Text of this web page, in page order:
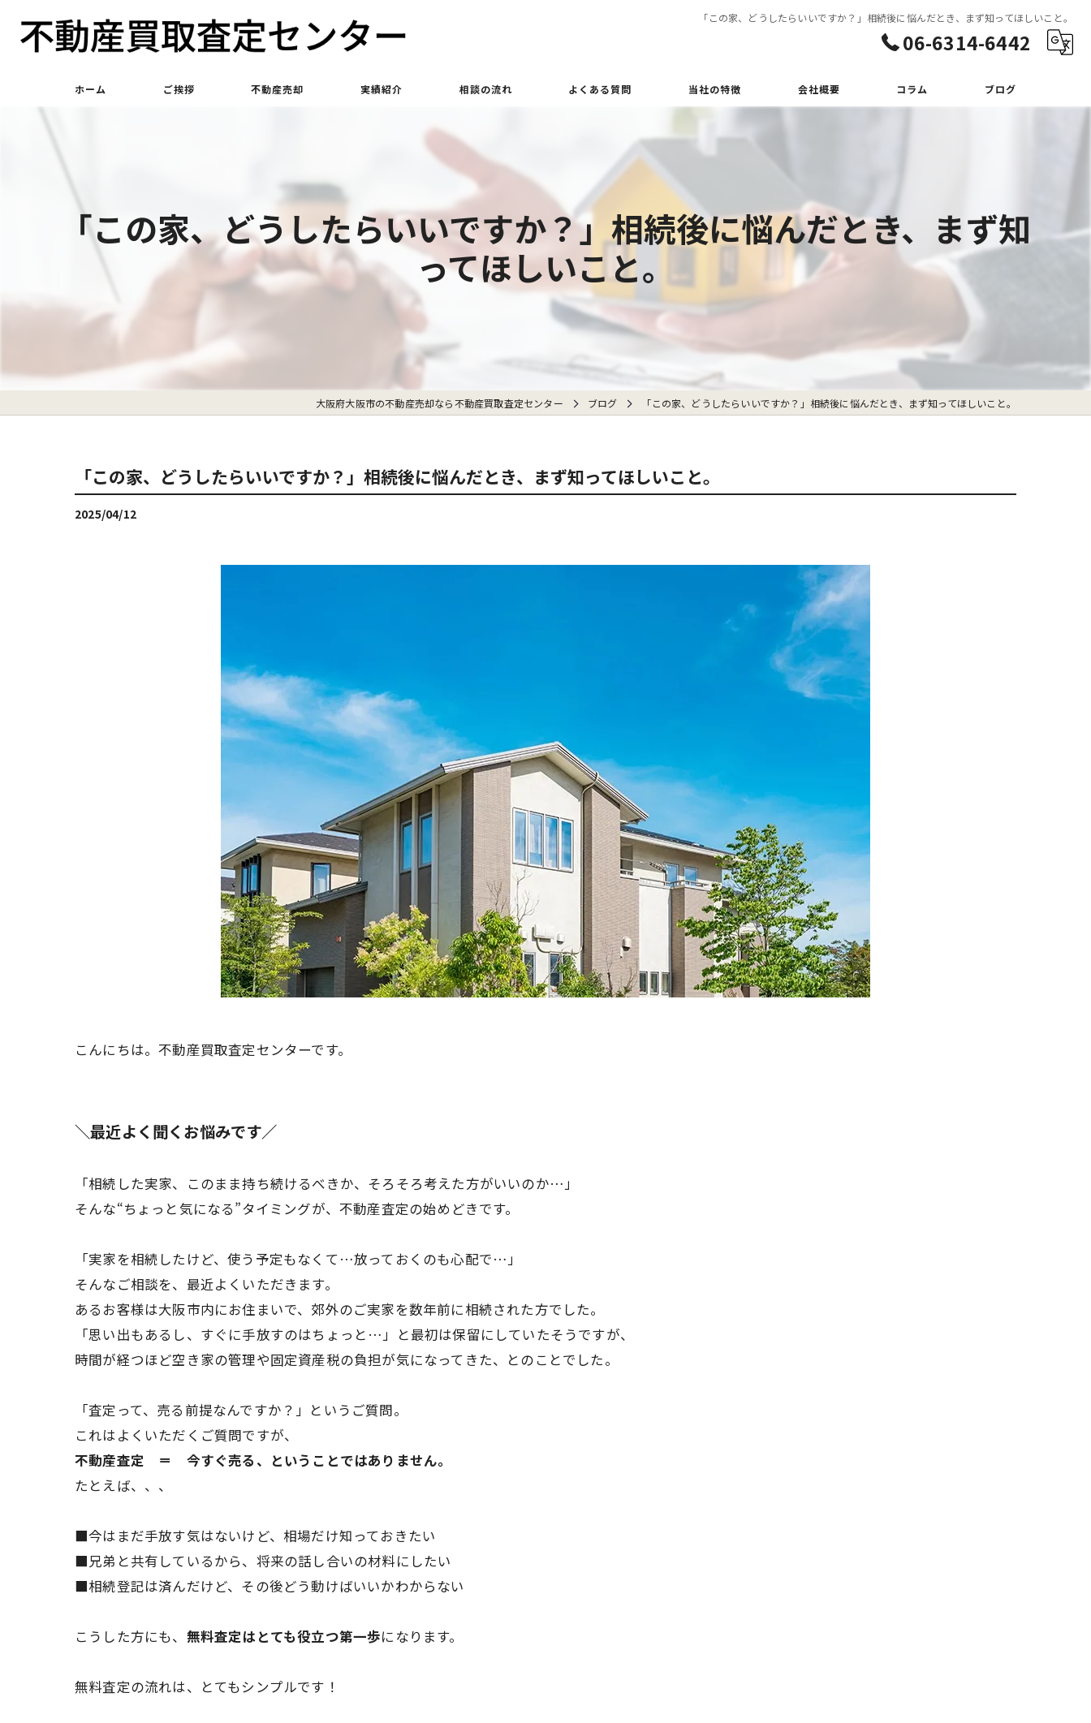
「この家、どうしたらいいですか？」相続後に悩んだとき、まず知ってほしいこと。
06-6314-6442
ホーム ご挨拶 不動産売却
不動産仲介
実績紹介 相談の流れ よくある質問 当社の特徴
買取
土地
会社概要 コラム ブログ
「この家、どうしたらいいですか？」相続後に悩んだとき、まず知
ってほしいこと。
大阪府大阪市の不動産売却なら不動産買取査定センター ブログ 「この家、どうしたらいいですか？」相続後に悩んだとき、まず知ってほしいこと。
「この家、どうしたらいいですか？」相続後に悩んだとき、まず知ってほしいこと。
2025/04/12
こんにちは。不動産買取査定センターです。
＼最近よく聞くお悩みです／
「相続した実家、このまま持ち続けるべきか、そろそろ考えた方がいいのか…」
そんな“ちょっと気になる”タイミングが、不動産査定の始めどきです。
「実家を相続したけど、使う予定もなくて…放っておくのも心配で…」
そんなご相談を、最近よくいただきます。
あるお客様は大阪市内にお住まいで、郊外のご実家を数年前に相続された方でした。
「思い出もあるし、すぐに手放すのはちょっと…」と最初は保留にしていたそうですが、
時間が経つほど空き家の管理や固定資産税の負担が気になってきた、とのことでした。
「査定って、売る前提なんですか？」というご質問。
これはよくいただくご質問ですが、
不動産査定 ＝ 今すぐ売る、ということではありません。
たとえば、、、
■今はまだ手放す気はないけど、相場だけ知っておきたい
■兄弟と共有しているから、将来の話し合いの材料にしたい
■相続登記は済んだけど、その後どう動けばいいかわからない
こうした方にも、 無料査定はとても役立つ第一歩になります。
無料査定の流れは、とてもシンプルです！